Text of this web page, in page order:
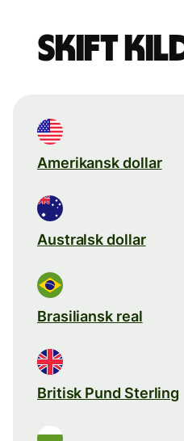
Skift
Amerikansk dollar
Australsk dollar
Brasiliansk real
Britisk Pund Sterling